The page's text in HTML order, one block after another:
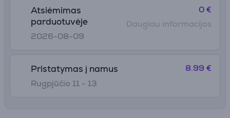
Atsiėmimas
parduotuvėje
2026-08-09
0 €
Daugiau informacijos
Pristatymas į namus
Rugpjūčio 11 - 13
8.99 €